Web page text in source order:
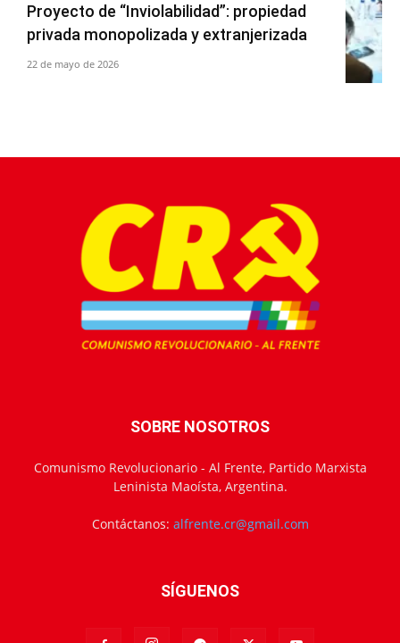
Proyecto de “Inviolabilidad”: propiedad
privada monopolizada y extranjerizada
22 de mayo de 2026
SOBRE NOSOTROS
Comunismo Revolucionario - Al Frente, Partido Marxista
Leninista Maoísta, Argentina.
Contáctanos: alfrente.cr@gmail.com
SÍGUENOS